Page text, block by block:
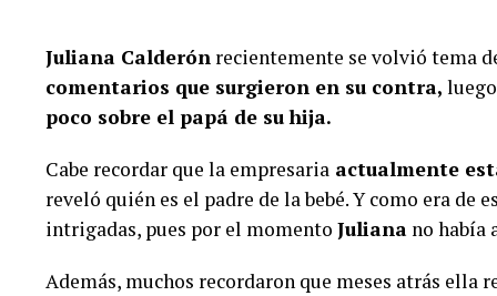
algunos cambios debido al tiempo que ha pasado.
(Recuerda dar clic en la imagen)
Juliana Calderón recientemente se volvió tema
comentarios que surgieron en su contra,
poco sobre el papá de su hija.
Cabe recordar que la empresaria actualmente
reveló quién es el padre de la bebé. Y como era de
intrigadas, pues por el momento Juliana no había
Además, muchos recordaron que meses atrás ella